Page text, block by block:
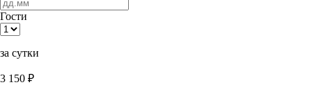
Гости
за сутки
3 150 ₽